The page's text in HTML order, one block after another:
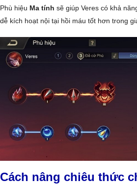
Phù hiệu Ma tính sẽ giúp Veres có khả
dễ kích hoạt nội tại hồi máu tốt hơn trong
Cách nâng chiêu thức